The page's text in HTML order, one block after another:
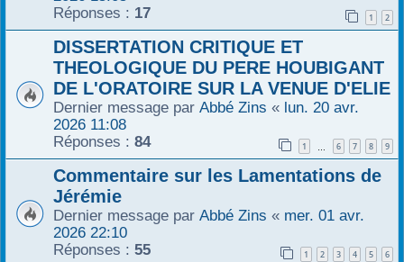
Réponses : 17 1 2
DISSERTATION CRITIQUE ET
THEOLOGIQUE DU PERE HOUBIGANT
DE L'ORATOIRE SUR LA VENUE D'ELIE
Dernier message par Abbé Zins « lun. 20 avr.
2026 11:08
Réponses : 84 1 … 6 7 8 9
Commentaire sur les Lamentations de
Jérémie
Dernier message par Abbé Zins « mer. 01 avr.
2026 22:10
Réponses : 55 1 2 3 4 5 6